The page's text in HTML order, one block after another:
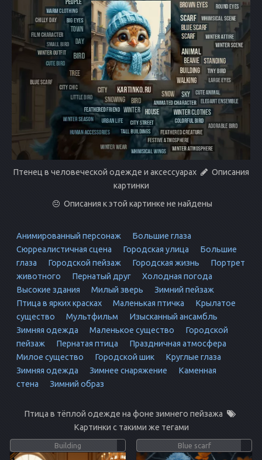
Птенец в человеческой одежде и аксессуарах
Описания
картинки
Описания к этой картинке не найдены
Анимированный персонаж
Большие глаза
Сюрреалистичная сцена
Городская улица
Большие
глаза
Городской пейзаж Городская жизнь
Портрет
животного
Пернатый друг
Холодная погода
Высокие здания
Милый зверь
Зимний пейзаж
Птица в ярких красках
Маленькая птичка
Крылатое
существо
Мультфильм
Изысканный ансамбль
Зимняя одежда
Маленькое существо
Городской
пейзаж
Пернатая птица
Праздничная атмосфера
Милое существо
Городской шик
Круглые глаза
Зимняя одежда
Зимнее снаряжение
Каменная
стена
Зимний образ
Птица в тёплой одежде на фоне зимнего пейзажа
Картинки с такими же тегами
Building Blue scarf